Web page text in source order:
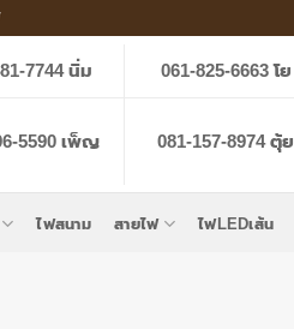
7744 นิ่ม 061-825-6663 โย
5590 เพ็ญ 081-157-8974 ตุ้ย
ไฟสนาม สายไฟ ไฟLEDเส้น